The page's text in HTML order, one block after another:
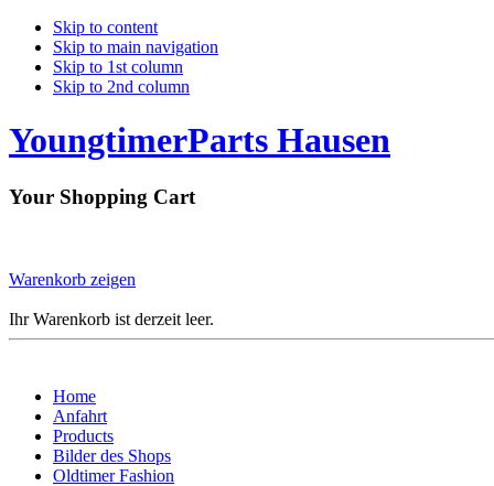
Skip to content
Skip to main navigation
Skip to 1st column
Skip to 2nd column
YoungtimerParts Hausen
Your Shopping Cart
Warenkorb zeigen
Ihr Warenkorb ist derzeit leer.
Home
Anfahrt
Products
Bilder des Shops
Oldtimer Fashion